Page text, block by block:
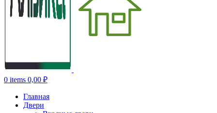
0 items 0,00 ₽
Главная
Двери